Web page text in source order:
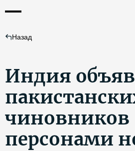
Назад
Индия
чиновников
персонами